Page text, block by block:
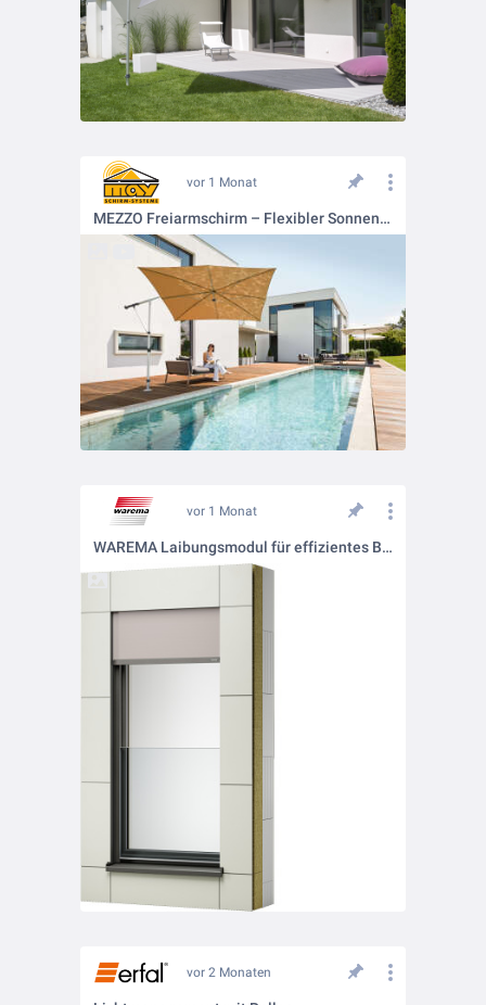
vor 1 Monat
MEZZO Freiarmschirm – Flexibler Sonnenschutz für Terrasse und Garten
vor 1 Monat
WAREMA Laibungsmodul für effizientes Bauen und anspruchsvolle Architektur
vor 2 Monaten